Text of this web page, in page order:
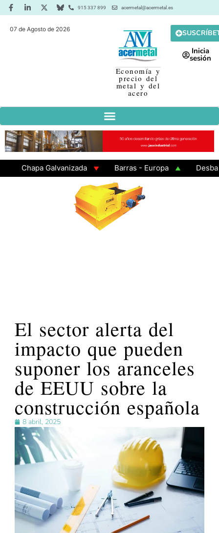
915 337 899 acermetal@acermetal.es
07 de Agosto de 2026
Economía y
precio del
metal y del
acero
Inicia
sesión
Chapa Galvanizada Barras - Europa
Desbaste
GAMA 3 - Cuadrados 200x200x8
El sector alerta del
impacto que pueden
suponer los aranceles
de EEUU sobre la
construcción española
8 abril, 2025